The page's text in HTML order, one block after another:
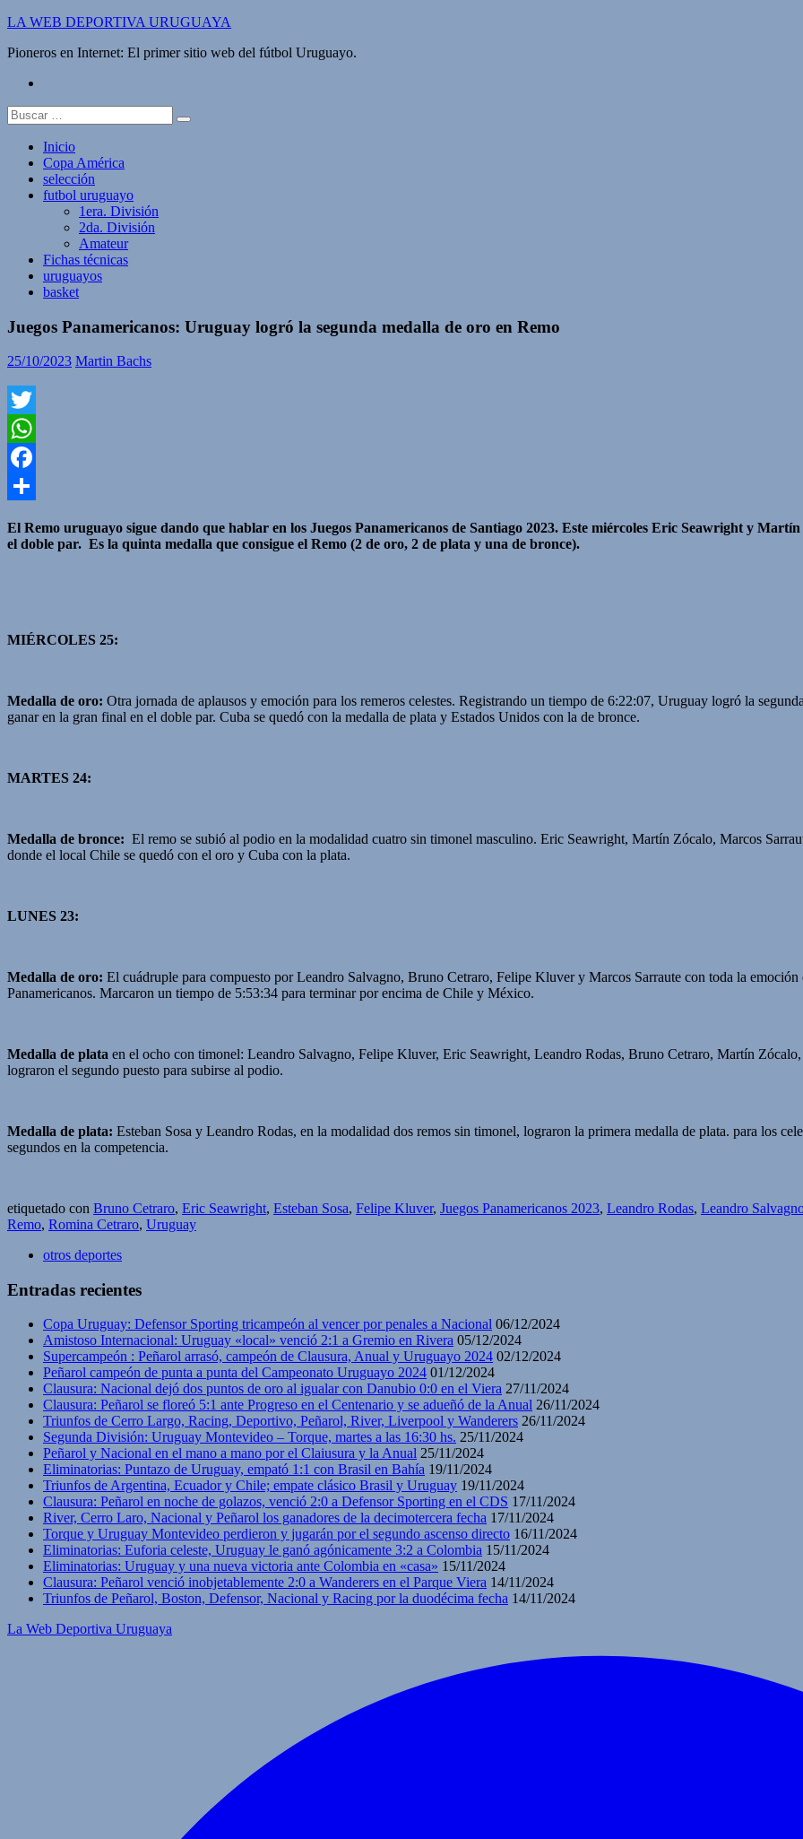
Saltar
contenido
LA WEB DEPORTIVA URUGUAYA
Pioneros en Internet: El primer sitio web del fútbol Uruguayo.
Buscar:
Inicio
Copa América
selección
futbol uruguayo
1era. División
2da. División
Amateur
Fichas técnicas
uruguayos
basket
Juegos Panamericanos: Uruguay logró la segunda medalla de oro en Remo
25/10/2023 Martin Bachs
Twitter
WhatsApp
Facebook
El Remo uruguayo sigue dando que hablar en los Juegos Panamericanos de Santiago 2023. Este miércoles Eric Seawright y
el doble par. Es la quinta medalla que consigue el Remo (2 de oro, 2 de plata y una de bronce).
MIÉRCOLES 25:
Medalla de oro: Otra jornada de aplausos y emoción para los remeros celestes. Registrando un tiempo de 6:22:07, Uruguay logró la
ganar en la gran final en el doble par. Cuba se quedó con la medalla de plata y Estados Unidos con la de bronce.
MARTES 24:
Medalla de bronce: El remo se subió al podio en la modalidad cuatro sin timonel masculino. Eric Seawright, Martín Zócalo, Marcos
donde el local Chile se quedó con el oro y Cuba con la plata.
LUNES 23:
Medalla de oro: El cuádruple para compuesto por Leandro Salvagno, Bruno Cetraro, Felipe Kluver y Marcos Sarraute con toda la
Panamericanos. Marcaron un tiempo de 5:53:34 para terminar por encima de Chile y México.
Medalla de plata en el ocho con timonel: Leandro Salvagno, Felipe Kluver, Eric Seawright, Leandro Rodas, Bruno Cetraro, Martín
lograron el segundo puesto para subirse al podio.
Medalla de plata: Esteban Sosa y Leandro Rodas, en la modalidad dos remos sin timonel, lograron la primera medalla de plata. para los
segundos en la competencia.
etiquetado con Bruno Cetraro, Eric Seawright, Esteban Sosa, Felipe Kluver, Juegos Panamericanos 2023, Leandro Rodas, Leandro
Remo, Romina Cetraro, Uruguay
otros deportes
Entradas recientes
Copa Uruguay: Defensor Sporting tricampeón al vencer por penales a Nacional 06/12/2024
Amistoso Internacional: Uruguay «local» venció 2:1 a Gremio en Rivera 05/12/2024
Supercampeón : Peñarol arrasó, campeón de Clausura, Anual y Uruguayo 2024 02/12/2024
Peñarol campeón de punta a punta del Campeonato Uruguayo 2024 01/12/2024
Clausura: Nacional dejó dos puntos de oro al igualar con Danubio 0:0 en el Viera 27/11/2024
Clausura: Peñarol se floreó 5:1 ante Progreso en el Centenario y se adueñó de la Anual 26/11/2024
Triunfos de Cerro Largo, Racing, Deportivo, Peñarol, River, Liverpool y Wanderers 26/11/2024
Segunda División: Uruguay Montevideo – Torque, martes a las 16:30 hs. 25/11/2024
Peñarol y Nacional en el mano a mano por el Claiusura y la Anual 25/11/2024
Eliminatorias: Puntazo de Uruguay, empató 1:1 con Brasil en Bahía 19/11/2024
Triunfos de Argentina, Ecuador y Chile; empate clásico Brasil y Uruguay 19/11/2024
Clausura: Peñarol en noche de golazos, venció 2:0 a Defensor Sporting en el CDS 17/11/2024
River, Cerro Laro, Nacional y Peñarol los ganadores de la decimotercera fecha 17/11/2024
Torque y Uruguay Montevideo perdieron y jugarán por el segundo ascenso directo 16/11/2024
Eliminatorias: Euforia celeste, Uruguay le ganó agónicamente 3:2 a Colombia 15/11/2024
Eliminatorias: Uruguay y una nueva victoria ante Colombia en «casa» 15/11/2024
Clausura: Peñarol venció inobjetablemente 2:0 a Wanderers en el Parque Viera 14/11/2024
Triunfos de Peñarol, Boston, Defensor, Nacional y Racing por la duodécima fecha 14/11/2024
La Web Deportiva Uruguaya